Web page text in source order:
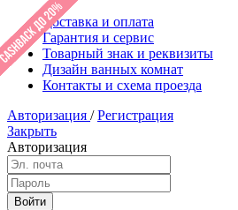
Доставка и оплата
Гарантия и сервис
Товарный знак и реквизиты
Дизайн ванных комнат
Контакты и схема проезда
Авторизация / Регистрация
Закрыть
Авторизация